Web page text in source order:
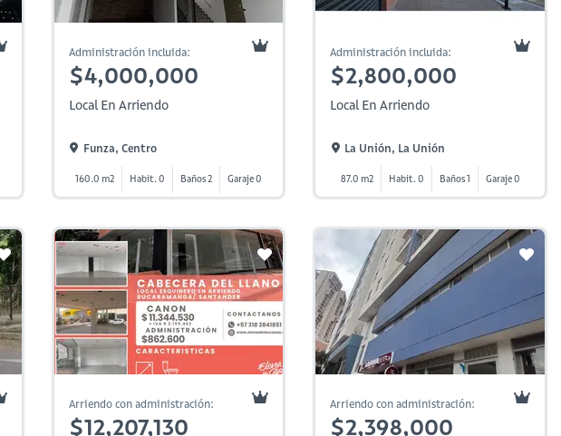
Administración incluida:
$4,000,000
Local En Arriendo
Funza, Centro
160.0 m2 Habit. 0 Baños 2 Garaje 0
Administración incluida:
$2,800,000
Local En Arriendo
La Unión, La Unión
87.0 m2 Habit. 0 Baños 1 Garaje 0
Arriendo con administración:
$12,207,130
Arriendo con administración:
$2,398,000